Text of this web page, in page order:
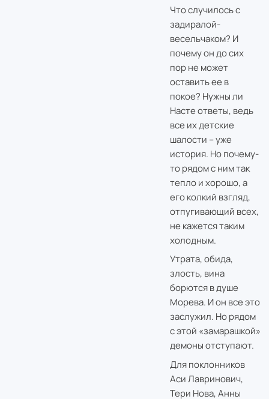
Что случилось с
задиралой-
весельчаком? И
почему он до сих
пор не может
оставить ее в
покое? Нужны ли
Насте ответы, ведь
все их детские
шалости – уже
история. Но почему-
то рядом с ним так
тепло и хорошо, а
его колкий взгляд,
отпугивающий всех,
не кажется таким
холодным.
Утрата, обида,
злость, вина
борются в душе
Морева. И он все это
заслужил. Но рядом
с этой «замарашкой»
демоны отступают.
Для поклонников
Аси Лавринович,
Тери Нова, Анны